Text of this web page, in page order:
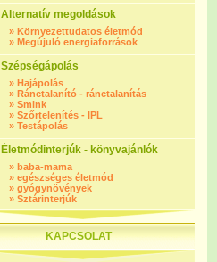
Alternatív megoldások
» Környezettudatos életmód
» Megújuló energiaforrások
Szépségápolás
» Hajápolás
» Ránctalanító - ránctalanítás
» Smink
» Szőrtelenítés - IPL
» Testápolás
Életmódinterjúk - könyvajánlók
» baba-mama
» egészséges életmód
» gyógynövények
» Sztárinterjúk
KAPCSOLAT